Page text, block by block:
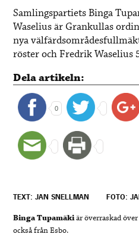
Samlingspartiets Binga
Waselius är Grankullas
nya
röster och Fredrik Waselius
Dela artikeln:
0
TEXT: JAN SNELLMAN FOTO:
Binga Tupamäkiär överraskad
också från Esbo.